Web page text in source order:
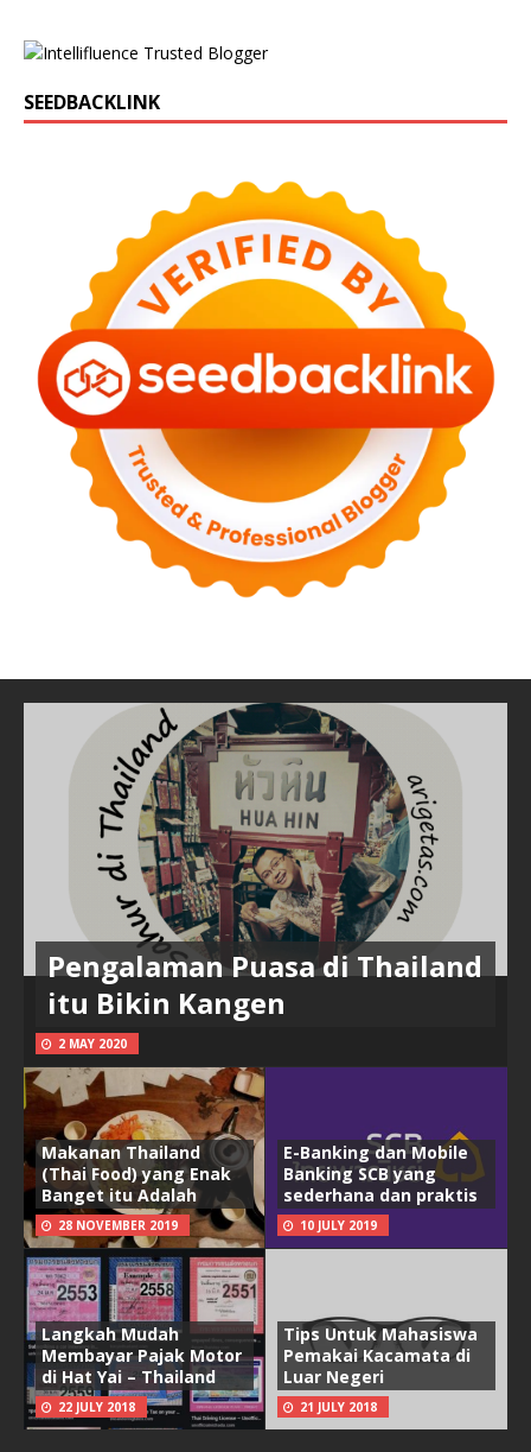
SEEDBACKLINK
Pengalaman Puasa di Thailand
itu Bikin Kangen
2 MAY 2020
Makanan Thailand
(Thai Food) yang Enak
Banget itu Adalah
28 NOVEMBER 2019
E-Banking dan Mobile
Banking SCB yang
sederhana dan praktis
10 JULY 2019
Langkah Mudah
Membayar Pajak Motor
di Hat Yai – Thailand
22 JULY 2018
Tips Untuk Mahasiswa
Pemakai Kacamata di
Luar Negeri
21 JULY 2018